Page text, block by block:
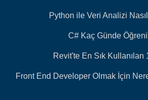
Python ile Veri Analizi Nasıl
C# Kaç Günde
Revit'te En Sık Kullanılan
Front End Developer Olmak İçin